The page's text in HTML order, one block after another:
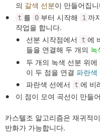
의 갈색 선분이 만들어집
t 를 0 부터 시작해 1 까
작업을 합니다.
선분 시작점에서
t 에
들을 연결해 두 개의 녹
두 개의 녹색 선분 위에
이 두 점을 연결 파란색
파란색 선에서
t 에 비
이 점이 모여 곡선이 만들
카스텔조 알고리즘은 재귀적
반화가 가능합니다.